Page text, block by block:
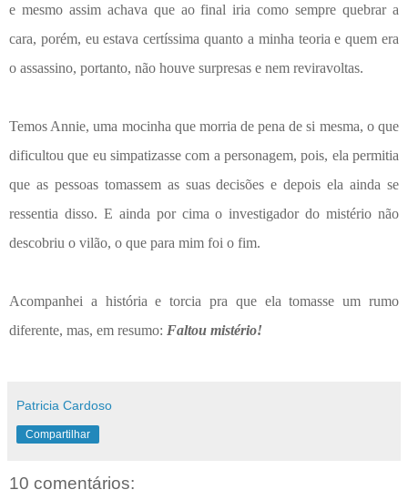
e mesmo assim achava que ao final iria como sempre quebrar a
cara, porém, eu estava certíssima quanto a minha teoria e quem era
o assassino, portanto, não houve surpresas e nem reviravoltas.
Temos Annie, uma mocinha que morria de pena de si mesma, o que
dificultou que eu simpatizasse com a personagem, pois, ela permitia
que as pessoas tomassem as suas decisões e depois ela ainda se
ressentia disso. E ainda por cima o investigador do mistério não
descobriu o vilão, o que para mim foi o fim.
Acompanhei a história e torcia pra que ela tomasse um rumo
diferente, mas, em resumo: Faltou mistério!
Patricia Cardoso
Compartilhar
10 comentários: